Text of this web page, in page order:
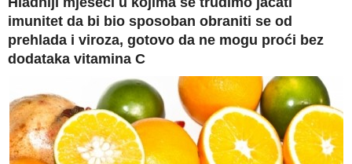
imunitet da bi bio sposoban obraniti se od
prehlada i viroza, gotovo da ne mogu proći bez
dodataka vitamina C